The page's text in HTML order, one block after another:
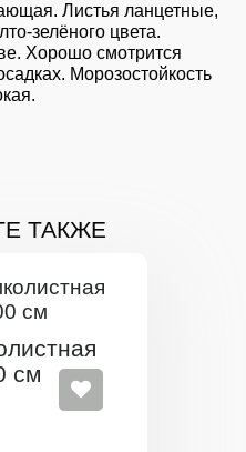
Листья ланцетные,
зелёного цвета.
Хорошо смотрится
Морозостойкость
ТАКЖЕ
см